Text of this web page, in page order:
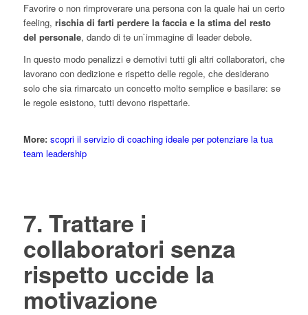
Favorire o non rimproverare una persona con la quale hai un certo
feeling, rischia di farti perdere la faccia e la stima del resto
del personale, dando di te un`immagine di leader debole.
In questo modo penalizzi e demotivi tutti gli altri collaboratori, che
lavorano con dedizione e rispetto delle regole, che desiderano
solo che sia rimarcato un concetto molto semplice e basilare: se
le regole esistono, tutti devono rispettarle.
More:scopri il servizio di coaching ideale per potenziare la tua
team leadership
7. Trattare i
collaboratori senza
rispetto uccide la
motivazione